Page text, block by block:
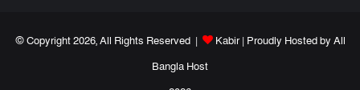
© Copyright 2026, All Rights Reserved | Kabir| Proudly Hosted by All
Bangla Host